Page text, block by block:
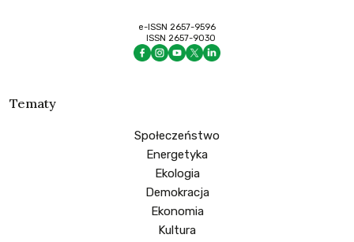
e-ISSN 2657-9596
ISSN 2657-9030
Tematy
Społeczeństwo
Energetyka
Ekologia
Demokracja
Ekonomia
Kultura